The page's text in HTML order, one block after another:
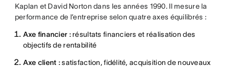
Kaplan et David Norton dans les années 1990. Il mesure la
performance de l’entreprise selon quatre axes équilibrés :
Axe financier :résultats financiers et réalisation des
objectifs de rentabilité
Axe client :satisfaction, fidélité, acquisition de nouveaux